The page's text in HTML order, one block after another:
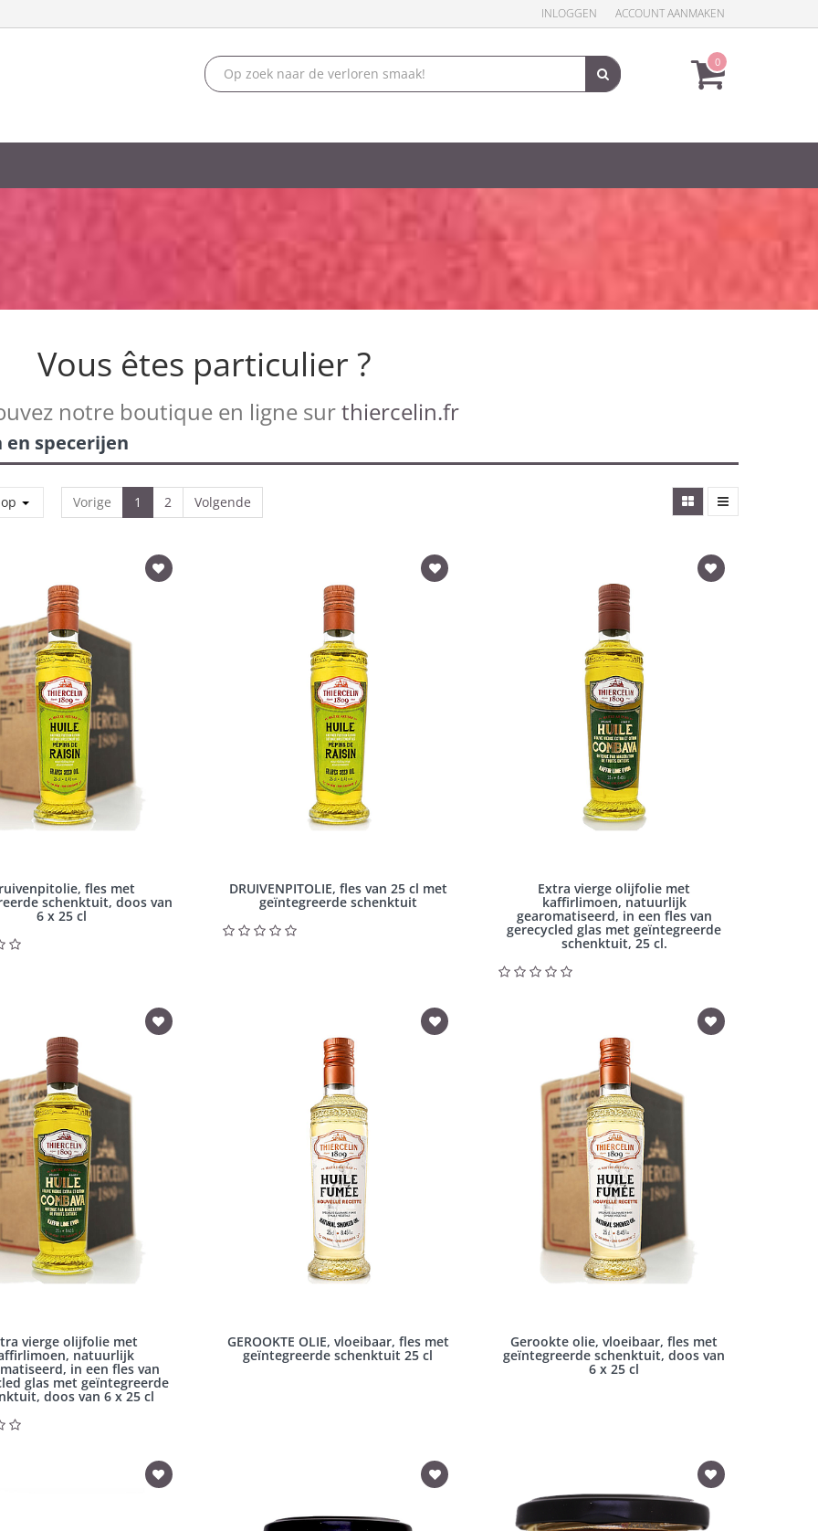
INLOGGEN ACCOUNT AANMAKEN
0
Vous êtes particulier ?
notre boutique en ligne surthiercelin.fr
en specerijen
Vorige 1 2 Volgende
fles met
schenktuit, doos van
6 x 25 cl
DRUIVENPITOLIE, fles van 25 cl met
geïntegreerde schenktuit
Extra vierge olijfolie met
kaffirlimoen, natuurlijk
gearomatiseerd, in een fles van
gerecycled glas met geïntegreerde
schenktuit, 25 cl.
vierge olijfolie met
natuurlijk
in een fles van
glas met geïntegreerde
doos van 6 x 25 cl
GEROOKTE OLIE, vloeibaar, fles met
geïntegreerde schenktuit 25 cl
Gerookte olie, vloeibaar, fles met
geïntegreerde schenktuit, doos van
6 x 25 cl